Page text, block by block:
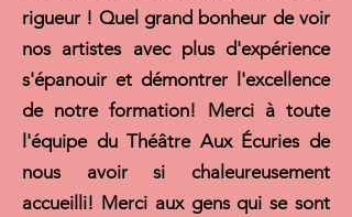
rigueur ! Quel grand bonheur de voir
nos artistes avec plus d'expérience
s'épanouir et démontrer l'excellence
de notre formation! Merci à toute
l'équipe du Théâtre Aux Écuries de
nous avoir si chaleureusement
accueilli! Merci aux gens qui se sont